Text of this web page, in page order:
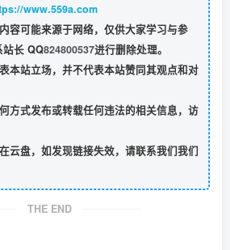
www.559a.com
容可能来源于网络，仅供大家学习与参
长 QQ824800537进行删除处理。
本站立场，并不代表本站赞同其观点和对
方式发布或转载任何违法的相关信息，访
云盘，如发现链接失效，请联系我们我们
THE END